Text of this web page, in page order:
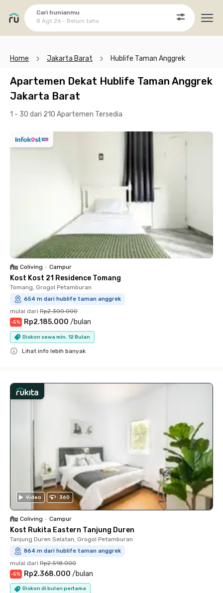
Cari hunianmu
8 Agt 26 - Belum tahu
Home Jakarta Barat Hublife Taman Anggrek
Apartemen Dekat Hublife Taman Anggrek
Jakarta Barat
1 - 30 dari 210 Apartemen Tersedia
Coliving • Campur
Kost Kost 21 Residence Tomang
Tomang, Grogol Petamburan
654 m dari hublife taman anggrek
mulai dari Rp2.300.000
-5% Rp2.185.000 /bulan
Diskon sewa min. 12 Bulan
Lihat info lebih banyak
Video 360
Coliving • Campur
Kost Rukita Eastern Tanjung Duren
Tanjung Duren Selatan, Grogol Petamburan
864 m dari hublife taman anggrek
mulai dari Rp2.518.000
-5% Rp2.368.000 /bulan
Diskon di bulan pertama